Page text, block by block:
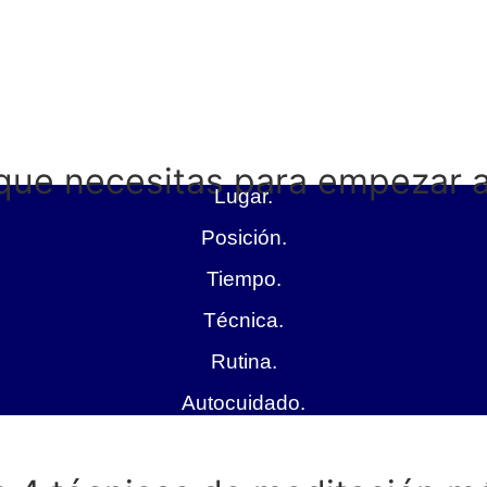
necesitas para empezar
Lugar.
Posición.
Tiempo.
Técnica.
Rutina.
Autocuidado.